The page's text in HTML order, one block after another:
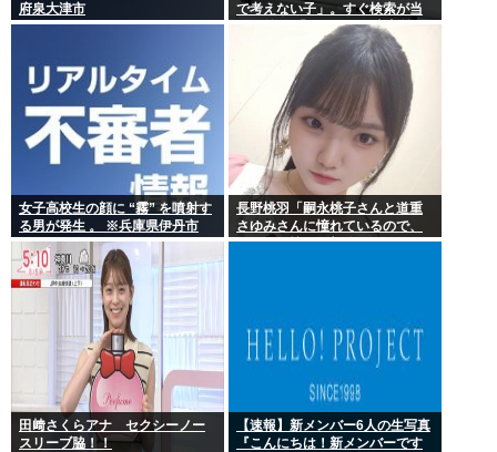
府泉大津市
で考えない子」。すぐ検索が当
たり前に 「タイパ」至上主義
女子高校生の顔に “霧” を噴射す
る男が発生 。 ※兵庫県伊丹市
長野桃羽「嗣永桃子さんと道重
さゆみさんに憧れているので、
ふたりの憧れの部分をぎゅっと
田﨑さくらアナ セクシーノー
スリーブ脇！！
【速報】新メンバー6人の生写真
『こんにちは！新メンバーです